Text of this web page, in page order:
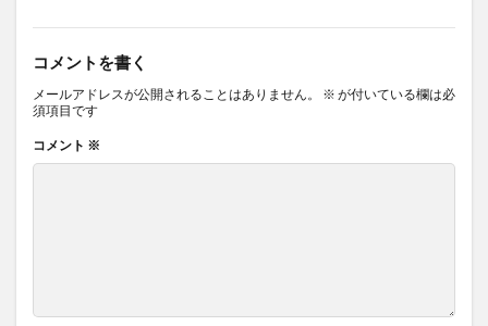
コメントを書く
メールアドレスが公開されることはありません。 ※ が付いている欄は必
須項目です
コメント ※